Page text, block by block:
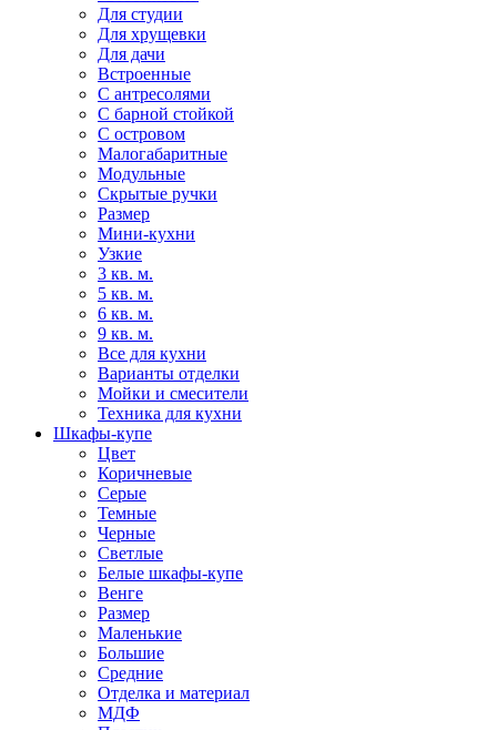
Для студии
Для хрущевки
Для дачи
Встроенные
С антресолями
С барной стойкой
С островом
Малогабаритные
Модульные
Скрытые ручки
Размер
Мини-кухни
Узкие
3 кв. м.
5 кв. м.
6 кв. м.
9 кв. м.
Все для кухни
Варианты отделки
Мойки и смесители
Техника для кухни
Шкафы-купе
Цвет
Коричневые
Серые
Темные
Черные
Светлые
Белые шкафы-купе
Венге
Размер
Маленькие
Большие
Средние
Отделка и материал
МДФ